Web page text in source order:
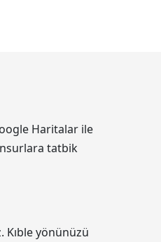
Haritalar ile
tatbik
Kıble yönünüzü